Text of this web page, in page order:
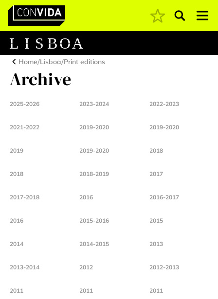
Main Navigation Pesquisar
L I S BOA
Home/Lisboa/Print editions
Archive
2025-2026 2023-2024 2022-2023
2021-2022 2019-2020 2019-2020
2019 2019-2020 2018
2018 2018-2019 2017
2017-2018 2016 2016-2017
2016 2015-2016 2015
2014 2014-2015 2013
2013-2014 2012 2012-2013
2011 2011 2011